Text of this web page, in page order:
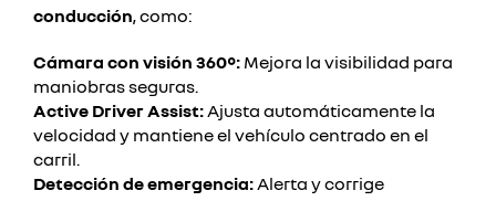
conducción, como:
Cámara con visión 360°: Mejora la visibilidad para
maniobras seguras.
Active Driver Assist:Ajusta automáticamente la
velocidad y mantiene el vehículo centrado en el
carril.
Detección de emergencia:Alerta y corrige